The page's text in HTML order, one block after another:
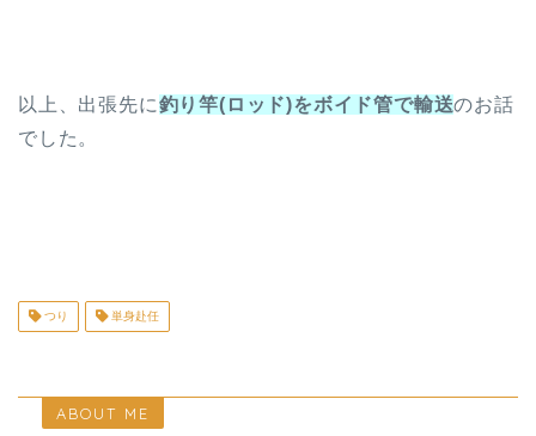
以上、出張先に釣り竿(ロッド)をボイド管で輸送のお話
でした。
つり 単身赴任
ABOUT ME